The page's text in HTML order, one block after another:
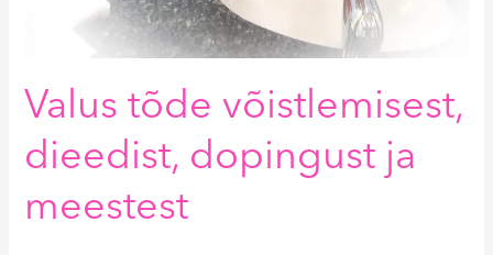
Valus tõde võistlemisest,
dieedist, dopingust ja
meestest